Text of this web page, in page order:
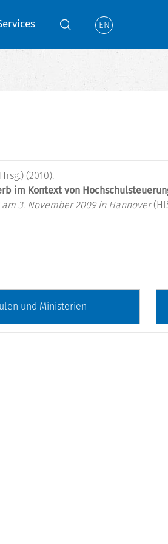
EN
(2010).
im Kontext von
3. November 2009 in Hannover